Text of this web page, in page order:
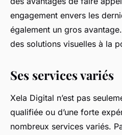
engagement envers les
également un gros
des solutions visuelles à la
Ses services variés
Xela Digital n’est pas
qualifiée ou d’une forte
nombreux services variés.